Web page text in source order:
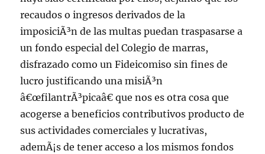
recaudos o ingresos derivados de la
imposiciÃ³n de las multas puedan traspasarse a
un fondo especial del Colegio de marras,
disfrazado como un Fideicomiso sin fines de
lucro justificando una misiÃ³n
â€œfilantrÃ³picaâ€ que nos es otra cosa que
acogerse a beneficios contributivos producto de
sus actividades comerciales y lucrativas,
ademÃ¡s de tener acceso a los mismos fondos